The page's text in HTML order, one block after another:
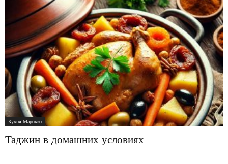
Кухня Марокко
Таджин в домашних условиях